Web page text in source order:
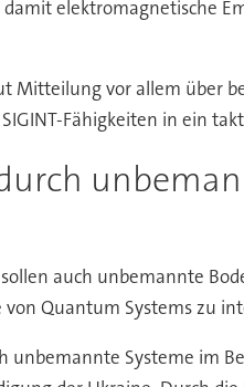
elektromagnetische
Mitteilung vor allem über
Fähigkeiten in ein
auch unbemannte
Quantum Systems zu
unbemannte Systeme im